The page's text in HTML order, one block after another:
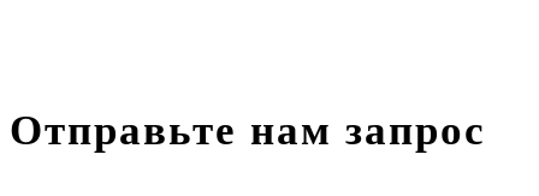
Отправьте нам запрос